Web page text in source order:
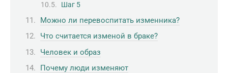
Шаг 5
Можно ли перевоспитать изменника?
Что считается изменой в браке?
Человек и образ
Почему люди изменяют